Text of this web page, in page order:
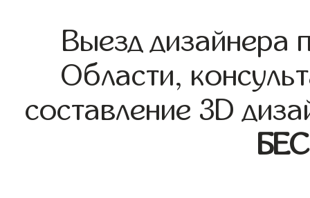
Выезд дизайнера
Области,
составление 3D